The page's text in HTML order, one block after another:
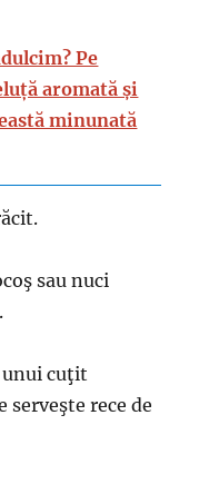
Pe
aromată și
minunată
sau nuci
unui cuţit
serveşte rece de